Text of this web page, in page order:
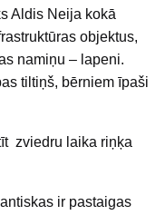
Aldis Neija kokā
objektus,
namiņu – lapeni.
tiltiņš, bērniem īpaši
zviedru laika riņķa
ir pastaigas